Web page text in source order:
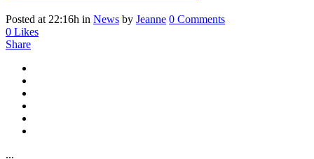
Posted at 22:16h in News by Jeanne 0 Comments
0 Likes
Share
...